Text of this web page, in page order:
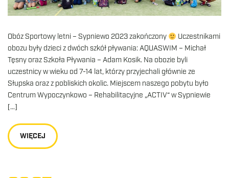
Obóz Sportowy letni – Sypniewo 2023 zakończony
Uczestnikami
obozu były dzieci z dwóch szkół pływania: AQUASWIM – Michał
Tęsny oraz Szkoła Pływania – Adam Kosik. Na obozie byli
uczestnicy w wieku od 7-14 lat, którzy przyjechali głównie ze
Słupska oraz z pobliskich okolic. Miejscem naszego pobytu było
Centrum Wypoczynkowo – Rehabilitacyjne „ACTIV“ w Sypniewie
[…]
WIĘCEJ